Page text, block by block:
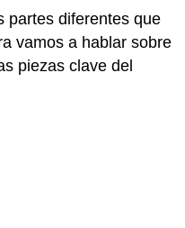
partes diferentes que
vamos a hablar sobre
piezas clave del